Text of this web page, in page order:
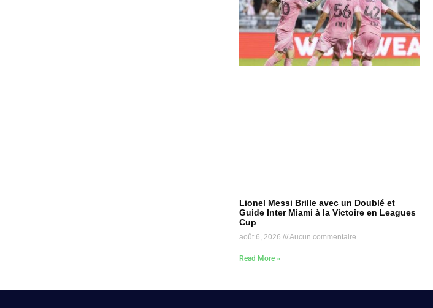
Lionel Messi Brille avec un Doublé et
Guide Inter Miami à la Victoire en Leagues
Cup
août 6, 2026 Aucun commentaire
Read More »